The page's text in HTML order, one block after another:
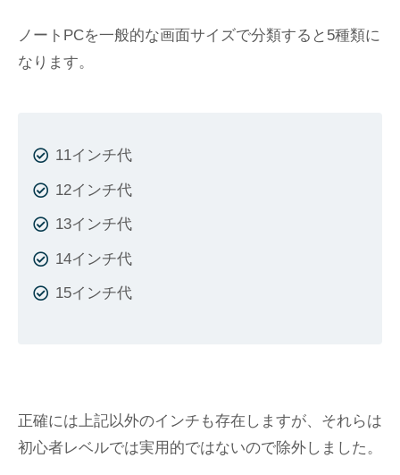
ノートPCを一般的な画面サイズで分類すると5種類に
なります。
11インチ代
12インチ代
13インチ代
14インチ代
15インチ代
正確には上記以外のインチも存在しますが、それらは
初心者レベルでは実用的ではないので除外しました。